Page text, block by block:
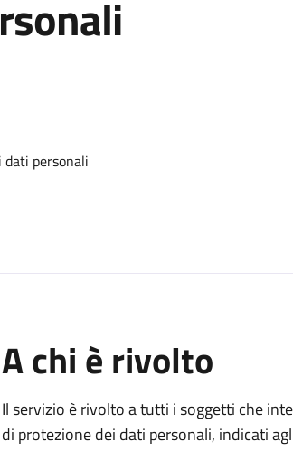
personali
A chi è rivolto
Il servizio è rivolto a tutti i soggetti che
di protezione dei dati personali, indicati